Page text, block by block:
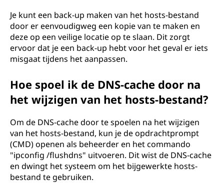
Je kunt een back-up maken van het hosts-bestand
door er eenvoudigweg een kopie van te maken en
deze op een veilige locatie op te slaan. Dit zorgt
ervoor dat je een back-up hebt voor het geval er iets
misgaat tijdens het aanpassen.
Hoe spoel ik de DNS-cache door na
het wijzigen van het hosts-bestand?
Om de DNS-cache door te spoelen na het wijzigen
van het hosts-bestand, kun je de opdrachtprompt
(CMD) openen als beheerder en het commando
"ipconfig /flushdns" uitvoeren. Dit wist de DNS-cache
en dwingt het systeem om het bijgewerkte hosts-
bestand te gebruiken.